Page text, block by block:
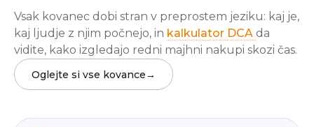
Vsak kovanec dobi stran v preprostem jeziku: kaj je,
kaj ljudje z njim počnejo, in kalkulator DCA da
vidite, kako izgledajo redni majhni nakupi skozi čas.
Oglejte si vse kovance→